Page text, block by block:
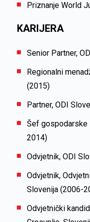
Priznanje World
KARIJERA
Senior Partner,
Regionalni
(2015)
Partner, ODI
Šef gospodarske
2014)
Odvjetnik, ODI
Odvjetnik,
Slovenija (2006-
Odvjetnički